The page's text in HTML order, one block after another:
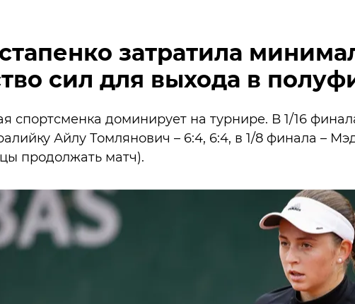
затратила
сил для выхода в
спортсменка доминирует на турнире. В 1/16
Айлу Томлянович – 6:4, 6:4, в 1/8 финала –
продолжать матч).